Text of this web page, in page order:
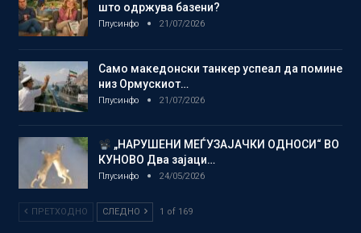
што одржува базени?
Плусинфо 21/07/2026
Само македонски танкер успеал да помине
низ Ормускиот…
Плусинфо 21/07/2026
„НАРУШЕНИ МЕЃУЗАЈАЧКИ ОДНОСИ“ ВО
КУНОВО Два зајаци…
Плусинфо 24/05/2026
ПРЕТХОДНО СЛЕДНО 1 of 169